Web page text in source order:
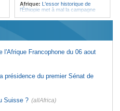
Afrique: L'essor historique de
l'Éthiopie met à mal la campagne
blessés dans un grave accident de
calcinée à Moknine après le
rétablissement du courant
premier tour, le Club Africain hérite
l'Afrique Francophone du 06 aout
présidence du premier Sénat de
Suisse ? (allAfrica)